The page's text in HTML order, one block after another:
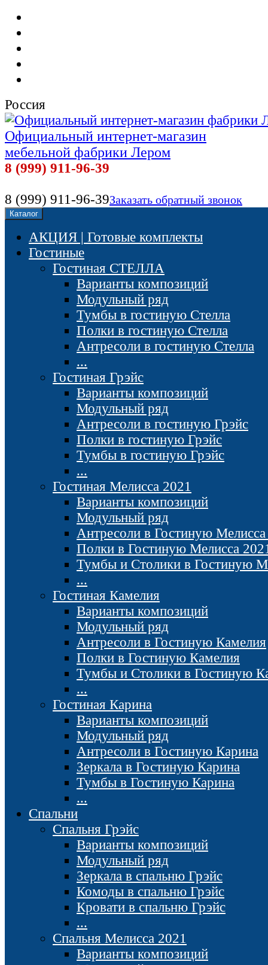
Россия
Официальный интернет-магазин
мебельной фабрики Лером
8 (999) 911-96-39
8 (999) 911-96-39Заказать обратный звонок
Каталог
АКЦИЯ | Готовые комплекты
Гостиные
Гостиная СТЕЛЛА
Варианты композиций
Модульный ряд
Тумбы в гостиную Стелла
Полки в гостиную Стелла
Антресоли в гостиную Стелла
...
Гостиная Грэйс
Варианты композиций
Модульный ряд
Антресоли в гостиную Грэйс
Полки в гостиную Грэйс
Тумбы в гостиную Грэйс
...
Гостиная Мелисса 2021
Варианты композиций
Модульный ряд
Антресоли в Гостиную
Полки в Гостиную Мелисса
Тумбы и Столики в Гостиную
...
Гостиная Камелия
Варианты композиций
Модульный ряд
Антресоли в Гостиную Камелия
Полки в Гостиную Камелия
Тумбы и Столики в Гостиную
...
Гостиная Карина
Варианты композиций
Модульный ряд
Антресоли в Гостиную Карина
Зеркала в Гостиную Карина
Тумбы в Гостиную Карина
...
Спальни
Спальня Грэйс
Варианты композиций
Модульный ряд
Зеркала в спальню Грэйс
Комоды в спальню Грэйс
Кровати в спальню Грэйс
...
Спальня Мелисса 2021
Варианты композиций